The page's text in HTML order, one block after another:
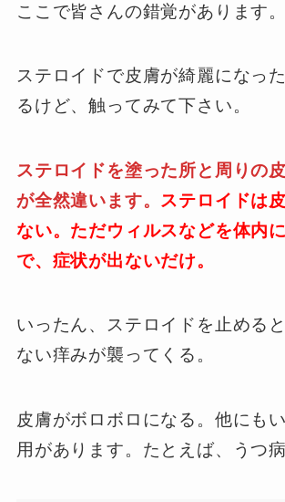
ここで皆さんの錯覚があります。
ステロイドで皮膚が綺麗になっ
るけど、触ってみて下さい。
ステロイドを塗った所と周りの
が全然違います。 ステロイドは
ない。ただウィルスなどを体内
で、症状が出ないだけ。
いったん、ステロイドを止める
ない痒みが襲ってくる。
皮膚がボロボロになる。他にも
用があります。たとえば、うつ病